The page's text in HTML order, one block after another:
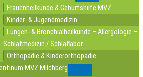
Frauenheilkunde & Geburtshilfe MVZ
Kinder- & Jugendmedizin
Lungen- & Bronchialheilkunde – Allergologie –
Schlafmedizin / Schlaflabor
Orthopädie & Kinderorthopädie
MVZ Milchberg